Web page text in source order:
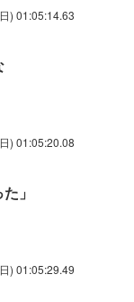
) 01:05:14.63
) 01:05:20.08
」
) 01:05:29.49